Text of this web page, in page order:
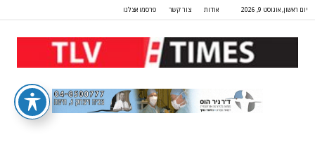
יום ראשון, אוגוסט 9, 2026 אודות צור קשר פרסמו אצלנו